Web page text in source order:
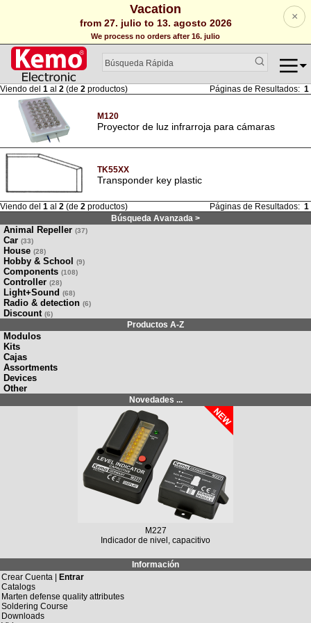
Vacation
from 27. julio to 13. agosto 2026
We process no orders after 16. julio
×
Viendo del 1 al 2 (de 2 productos) Páginas de Resultados: 1
M120
Proyector de luz infrarroja para cámaras
TK55XX
Transponder key plastic
Viendo del 1 al 2 (de 2 productos) Páginas de Resultados: 1
Búsqueda Avanzada >
Animal Repeller (37)
Car (33)
House (28)
Hobby & School (9)
Components (108)
Controller (28)
Light+Sound (68)
Radio & detection (6)
Discount (6)
Productos A-Z
Modulos
Kits
Cajas
Assortments
Devices
Other
Novedades ...
M227
Indicador de nivel, capacitivo
Información
Crear Cuenta | Entrar
Catalogs
Marten defense quality attributes
Soldering Course
Downloads